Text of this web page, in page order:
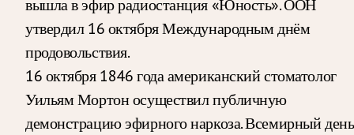
вышла в эфир радиостанция «Юность». ООН
утвердил 16 октября Международным днём
продовольствия.
16 октября 1846 года американский стоматолог
Уильям Мортон осуществил публичную
демонстрацию эфирного наркоза. Всемирный день